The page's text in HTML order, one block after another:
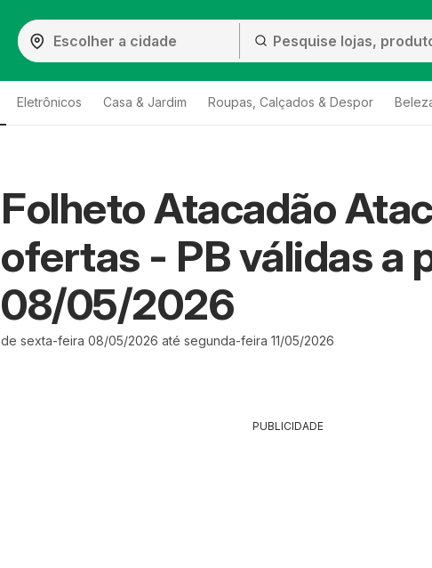
Eletrônicos Casa & Jardim Roupas, Calçados & Despor
Folheto Atacadão
ofertas - PB válidas a
08/05/2026
de sexta-feira 08/05/2026 até segunda-feira 11/05/2026
PUBLICIDADE